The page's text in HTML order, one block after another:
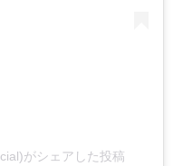
がシェアした投稿